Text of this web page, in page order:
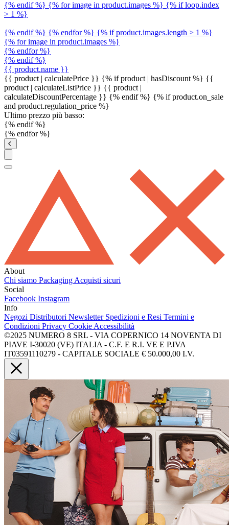
{% endif %} {% for image in product.images %} {% if loop.index
> 1 %}
{% endif %} {% endfor %} {% if product.images.length > 1 %}
{% for image in product.images %}
{% endfor %}
{% endif %}
{{ product.name }}
{{ product | calculatePrice }} {% if product | hasDiscount %} {{
product | calculateListPrice }} {{ product |
calculateDiscountPercentage }} {% endif %} {% if product.on_sale
and product.regulation_price %}
Ultimo prezzo più basso:
{% endif %}
{% endfor %}
About
Chi siamo Packaging Acquisti sicuri
Social
Facebook Instagram
Info
Negozi Distributori Newsletter Spedizioni e Resi Termini e
Condizioni Privacy Cookie Accessibilità
©2025 NUMERO 8 SRL - VIA COPERNICO 14 NOVENTA DI
PIAVE I-30020 (VE) ITALIA - C.F. E R.I. VE E P.IVA
IT03591110279 - CAPITALE SOCIALE € 50.000,00 I.V.